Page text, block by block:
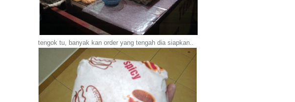
tengok tu, banyak kan order yang tengah dia siapkan..